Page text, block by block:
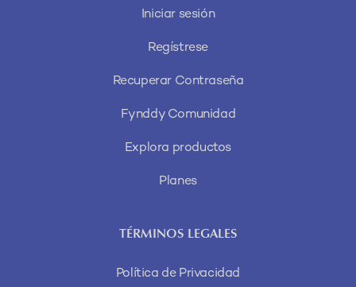
Iniciar sesión
Regístrese
Recuperar Contraseña
Fynddy Comunidad
Explora productos
Planes
TÉRMINOS LEGALES
Política de Privacidad